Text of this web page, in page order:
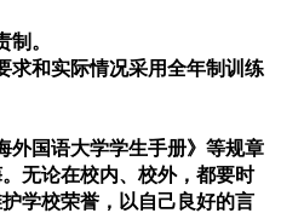
。
求和实际情况采用全年制训练
外国语大学学生手册》等规章
无论在校内、校外，都要时
学校荣誉，以自己良好的言